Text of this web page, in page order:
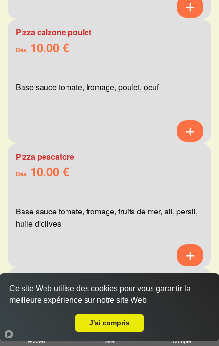
Pizza calzone poulet
Dès 10.00 €
Base sauce tomate, fromage, poulet, oeuf
Pizza pescatore
Dès 10.00 €
Base sauce tomate, fromage, fruits de mer, ail, persil,
huile d'olives
Dès10.00 €
Base sauce tomate, fromage, viande hachée,
Accueil Panier Compte
Ce site Web utilise des cookies pour vous garantir la
meilleure expérience sur notre site Web
J'ai compris